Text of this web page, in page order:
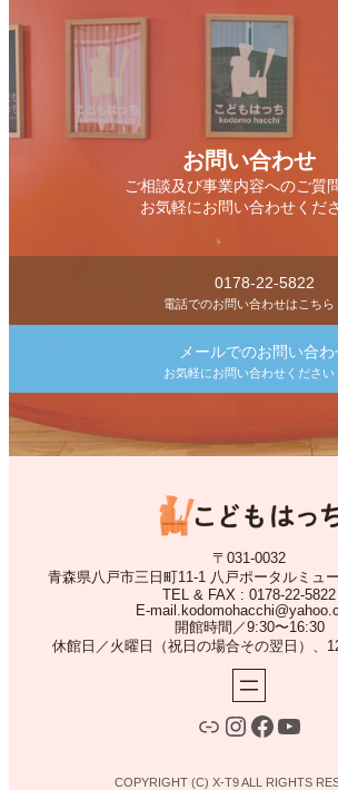
お問い合わせ
ご相談及び事業内容へのご質
お気軽にお問い合わせくだ
0178-22-5822
電話でのお問い合わせはこちら
メールでのお問い合わ
お気軽にお問い合わせください
〒031-0032
青森県八戸市三日町11-1 八戸ポータルミュ
TEL & FAX : 0178-22-5822
E-
開館時間／9:30〜16:30
休館日／火曜日（祝日の場合その翌日）、
LINEInstagram
COPYRIGHT (C) X-T9 ALL RIGHTS